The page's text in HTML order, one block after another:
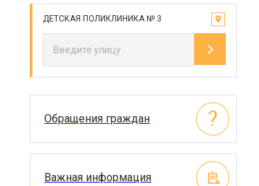
ДЕТСКАЯ ПОЛИКЛИНИКА № 3
Обращения граждан
Важная информация